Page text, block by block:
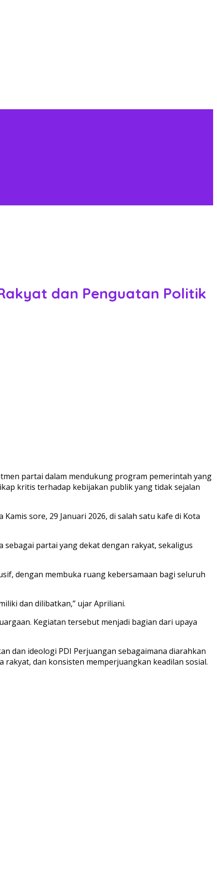
dan Penguatan Politik
partai dalam mendukung program pemerintah yang
kritis terhadap kebijakan publik yang tidak sejalan
sore, 29 Januari 2026, di salah satu kafe di Kota
partai yang dekat dengan rakyat, sekaligus
dengan membuka ruang kebersamaan bagi seluruh
dan dilibatkan,” ujar Apriliani.
Kegiatan tersebut menjadi bagian dari upaya
dan ideologi PDI Perjuangan sebagaimana diarahkan
dan konsisten memperjuangkan keadilan sosial.